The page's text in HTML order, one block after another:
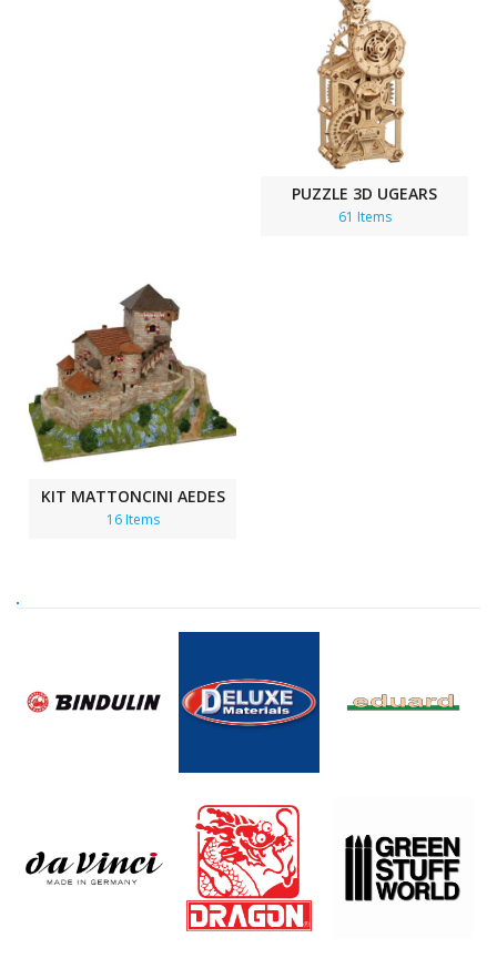
PUZZLE 3D UGEARS
61 Items
KIT MATTONCINI AEDES
16 Items